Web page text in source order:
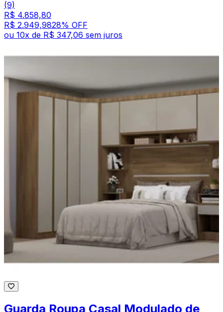
(9)
R$ 4.858,80
R$ 2.949,9828% OFF
ou 10x de R$ 347,06 sem juros
Guarda Roupa Casal Modulado de